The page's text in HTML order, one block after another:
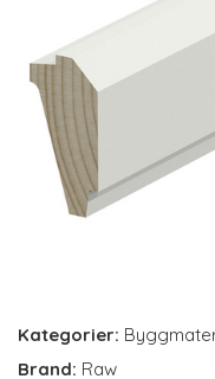
Kategorier:
Brand: Raw